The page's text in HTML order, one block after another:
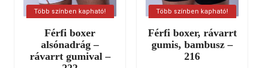
Több színben kapható!
Férfi boxer
alsónadrág –
rávarrt gumival –
Több színben kapható!
Férfi boxer, rávarrt
gumis, bambusz –
216